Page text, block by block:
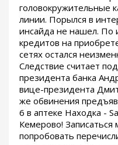
головокружительные
линии. Порылся в
инсайда не нашел. По
кредитов на
сетях остался
Следствие считает
президента банка
вице-президента
же обвинения
6 в аптеке Находка -
Кемерово!
попробовать